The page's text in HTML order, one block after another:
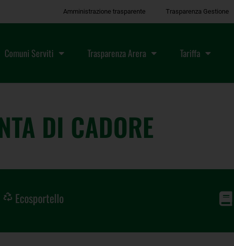
Amministrazione trasparente Trasparenza Gestione
Comuni Serviti Trasparenza Arera Tariffa
DI CADORE
Ecosportello